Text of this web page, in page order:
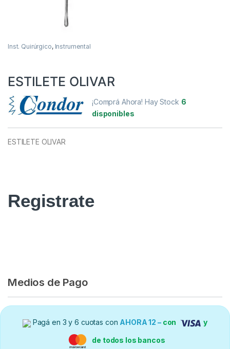
Inst. Quirúrgico, Instrumental
ESTILETE OLIVAR
¡Comprá Ahora! Hay Stock 6
disponibles
ESTILETE OLIVAR
Registrate
Medios de Pago
Pagá en 3 y 6 cuotas con AHORA 12 – con y
de todos los bancos